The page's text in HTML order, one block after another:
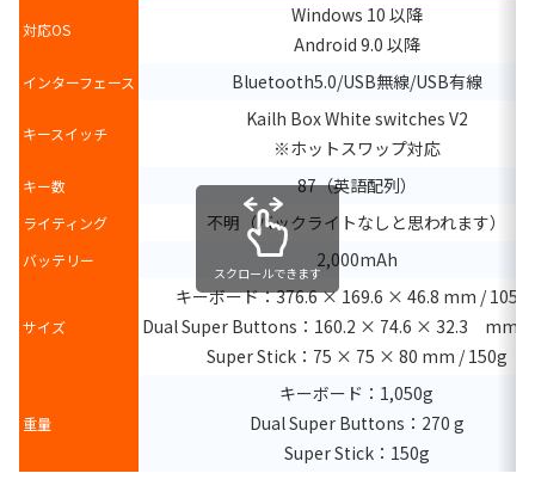
対応OS
Windows 10 以降
Android 9.0 以降
インターフェース Bluetooth5.0/USB無線/USB有線
キースイッチ
Kailh Box White switches V2
※ホットスワップ対応
キー数 87（英語配列）
ライティング 不明（バックライトなしと思われます）
バッテリー 2,000mAh
サイズ
キーボード：376.6 × 169.6 × 46.8 mm /
Dual Super Buttons：160.2 × 74.6 × 32.3 mm /
Super Stick：75 × 75 × 80 mm / 150g
重量
キーボード：1,050g
Dual Super Buttons：270 g
Super Stick：150g
スクロールできます